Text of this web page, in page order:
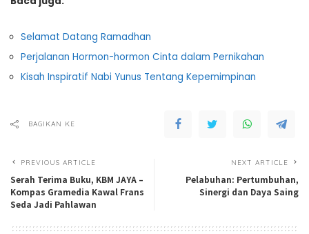
Selamat Datang Ramadhan
Perjalanan Hormon-hormon Cinta dalam Pernikahan
Kisah Inspiratif Nabi Yunus Tentang Kepemimpinan
BAGIKAN KE
PREVIOUS ARTICLE
Serah Terima Buku, KBM JAYA –
Kompas Gramedia Kawal Frans
Seda Jadi Pahlawan
NEXT ARTICLE
Pelabuhan: Pertumbuhan,
Sinergi dan Daya Saing